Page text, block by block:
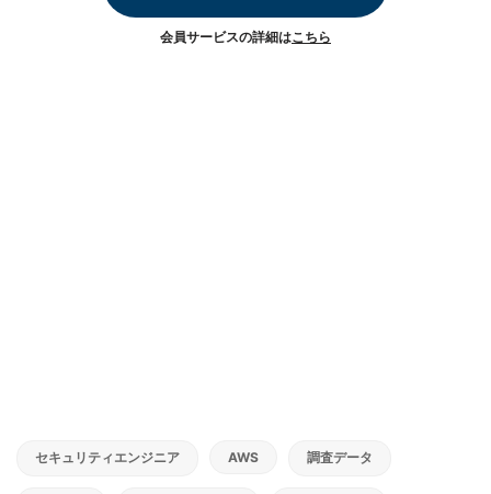
会員サービスの詳細はこちら
セキュリティエンジニア AWS 調査データ